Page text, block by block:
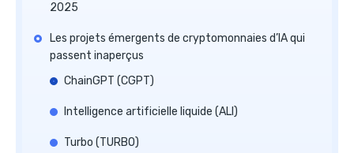
2025
Les projets émergents de cryptomonnaies d’IA qui
passent inaperçus
ChainGPT (CGPT)
Intelligence artificielle liquide (ALI)
Turbo (TURBO)